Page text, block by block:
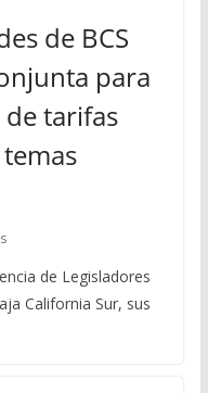
de BCS
para
tarifas
de Legisladores
California Sur, sus